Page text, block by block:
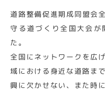
道路整備促進期成同盟会
守る道づくり全国大会
た。
全国にネットワークを広
域における身近な道路ま
興に欠かせない、また時